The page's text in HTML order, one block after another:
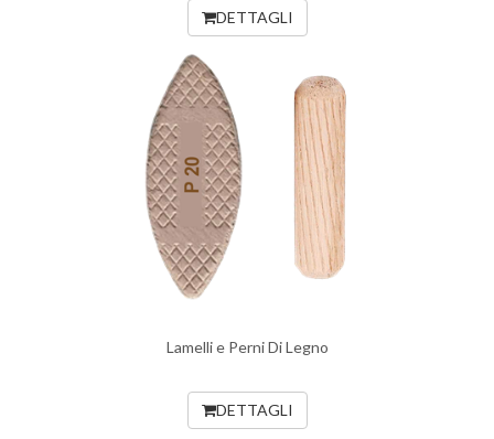
DETTAGLI
Lamelli e Perni Di Legno
DETTAGLI